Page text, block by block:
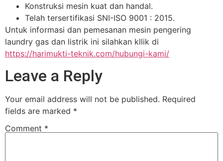
Konstruksi mesin kuat dan handal.
Telah tersertifikasi SNI-ISO 9001 : 2015.
Untuk informasi dan pemesanan mesin pengering
laundry gas dan listrik ini silahkan kllik di
https://harimukti-teknik.com/hubungi-kami/
Leave a Reply
Your email address will not be published. Required
fields are marked *
Comment *